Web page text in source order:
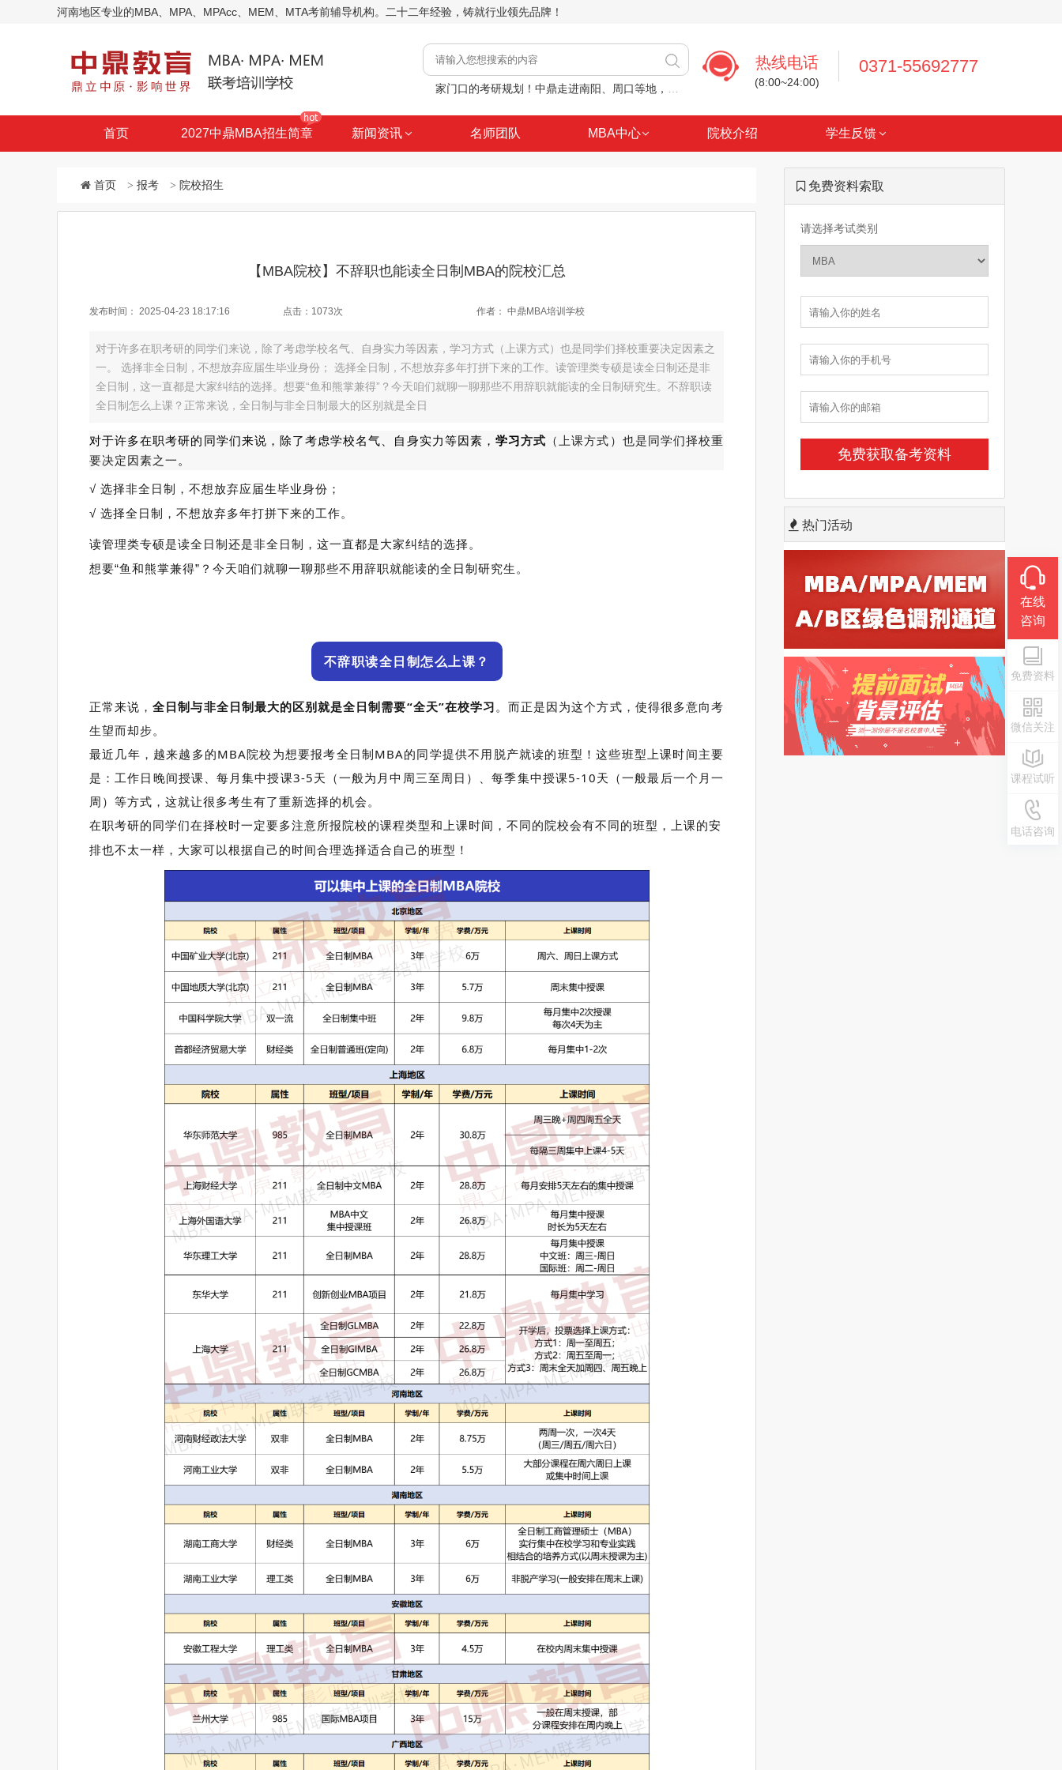
河南地区专业的MBA、MPA、MPAcc、MEM、MTA考前辅导机构。二十二年经验，铸就行业领先品牌！
【27考研】8月9日（周日）MBA考研管综数学平面几何精讲
【27考研】已经8月份，你还在原地内耗？
热线电话
(8:00~24:00)
0371-55692777
首页 2027中鼎MBA招生简章 新闻资讯 名师团队 MBA中心 院校介绍 学生反馈
首页 > 报考 > 院校招生
【MBA院校】不辞职也能读全日制MBA的院校汇总
发布时间： 2025-04-23 18:17:16 点击： 1073次 作者： 中鼎MBA培训学校
对于许多在职考研的同学们来说，除了考虑学校名气、自身实力等因素，学习方式（上课方式）也是同学们择校重要决定因素之
一。 选择非全日制，不想放弃应届生毕业身份； 选择全日制，不想放弃多年打拼下来的工作。读管理类专硕是读全日制还是非
全日制，这一直都是大家纠结的选择。想要“鱼和熊掌兼得”？今天咱们就聊一聊那些不用辞职就能读的全日制研究生。不辞职读
全日制怎么上课？正常来说，全日制与非全日制最大的区别就是全日
对于许多在职考研的同学们来说，除了考虑学校名气、自身实力等因素， 学习方式 （上课方式） 也是同学们择校重
要决定因素之一 。
√ 选择非全日制，不想放弃应届生毕业身份；
√ 选择全日制，不想放弃多年打拼下来的工作。
读管理类专硕是读全日制还是非全日制，这一直都是大家纠结的选择。
想要“鱼和熊掌兼得”？今天咱们就聊一聊那些不用辞职就能读的全日制研究生。
不辞职读全日制怎么上课？
正常来说，全日制与非全日制最大的区别就是全日制需要“全天”在校学习。而正是因为这个方式，使得很多意向考
生望而却步。
最近几年，越来越多的MBA院校为想要报考全日制MBA的同学提供不用脱产就读的班型！这些班型上课时间主要
是：工作日晚间授课、每月集中授课3-5天（一般为月中周三至周日）、每季集中授课5-10天（一般最后一个月一
周）等方式，这就让很多考生有了重新选择的机会。
在职考研的同学们在择校时一定要多注意所报院校的课程类型和上课时间，不同的院校会有不同的班型，上课的安
排也不太一样，大家可以根据自己的时间合理选择适合自己的班型！
免费资料索取
请选择考试类别
热门活动
在线
咨询
免费资料
微信关注
课程试听
电话咨询
0371-